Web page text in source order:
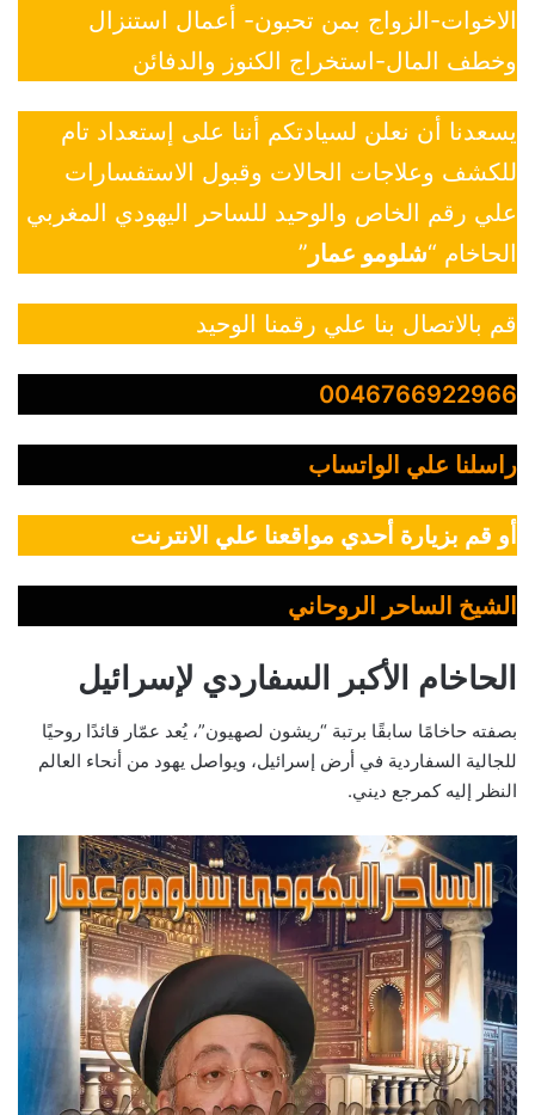
الاخوات-الزواج بمن تحبون- أعمال استنزال
وخطف المال-استخراج الكنوز والدفائن
يسعدنا أن نعلن لسيادتكم أننا على إستعداد تام
للكشف وعلاجات الحالات وقبول الاستفسارات
علي رقم الخاص والوحيد للساحر اليهودي المغربي
الحاخام “شلومو عمار ”
قم بالاتصال بنا علي رقمنا الوحيد
0046766922966
راسلنا علي الواتساب
أو قم بزيارة أحدي مواقعنا علي الانترنت
الشيخ الساحر الروحاني
الحاخام الأكبر السفاردي لإسرائيل
بصفته حاخامًا سابقًا برتبة “ريشون لصهيون”، يُعد عمّار قائدًا روحيًا
للجالية السفاردية في أرض إسرائيل، ويواصل يهود من أنحاء العالم
النظر إليه كمرجع ديني.